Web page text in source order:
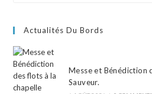
Actualités Du Bords
Messe et Bénédiction
Sauveur.